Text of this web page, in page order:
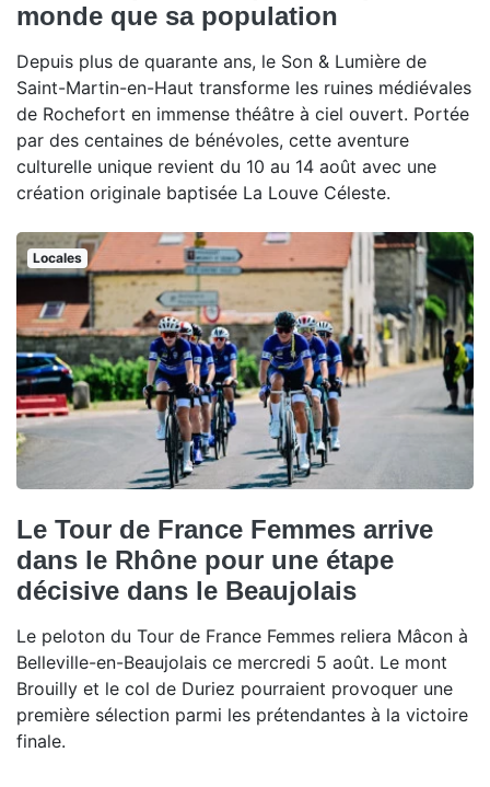
monde que sa population
Depuis plus de quarante ans, le Son & Lumière de
Saint-Martin-en-Haut transforme les ruines médiévales
de Rochefort en immense théâtre à ciel ouvert. Portée
par des centaines de bénévoles, cette aventure
culturelle unique revient du 10 au 14 août avec une
création originale baptisée La Louve Céleste.
Locales
Le Tour de France Femmes arrive
dans le Rhône pour une étape
décisive dans le Beaujolais
Le peloton du Tour de France Femmes reliera Mâcon à
Belleville-en-Beaujolais ce mercredi 5 août. Le mont
Brouilly et le col de Duriez pourraient provoquer une
première sélection parmi les prétendantes à la victoire
finale.